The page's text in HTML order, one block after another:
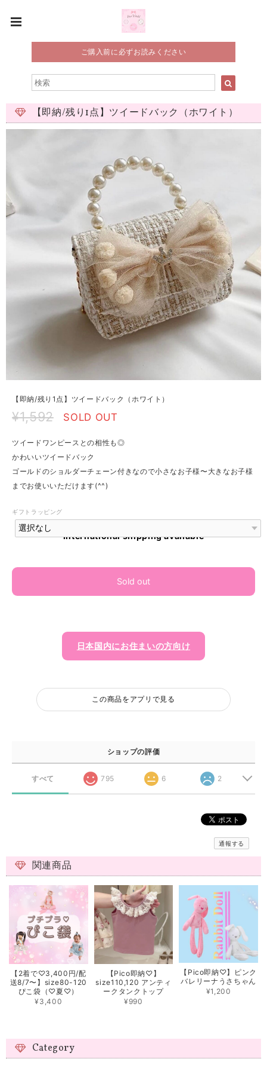
ご購入前に必ずお読みください
【即納/残り1点】ツイードバック（ホワイト）
【即納/残り1点】ツイードバック（ホワイト）
¥1,592 SOLD OUT
ツイードワンピースとの相性も◎
かわいいツイードバック
ゴールドのショルダーチェーン付きなので小さなお子様〜大きなお子様
までお使いいただけます(^^)
ギフトラッピング
International shipping available
Sold out
日本国内にお住まいの方向け
この商品をアプリで見る
ショップの評価
すべて 795 6 2
通報する
関連商品
【2着で♡3,400円/配
送8/7〜】size80-120
ぴこ袋（♡夏♡）
¥3,400
【Pico即納♡】
size110,120 アンティ
ークタンクトップ
¥990
【Pico即納♡】ピンク
バレリーナうさちゃん
¥1,200
Category